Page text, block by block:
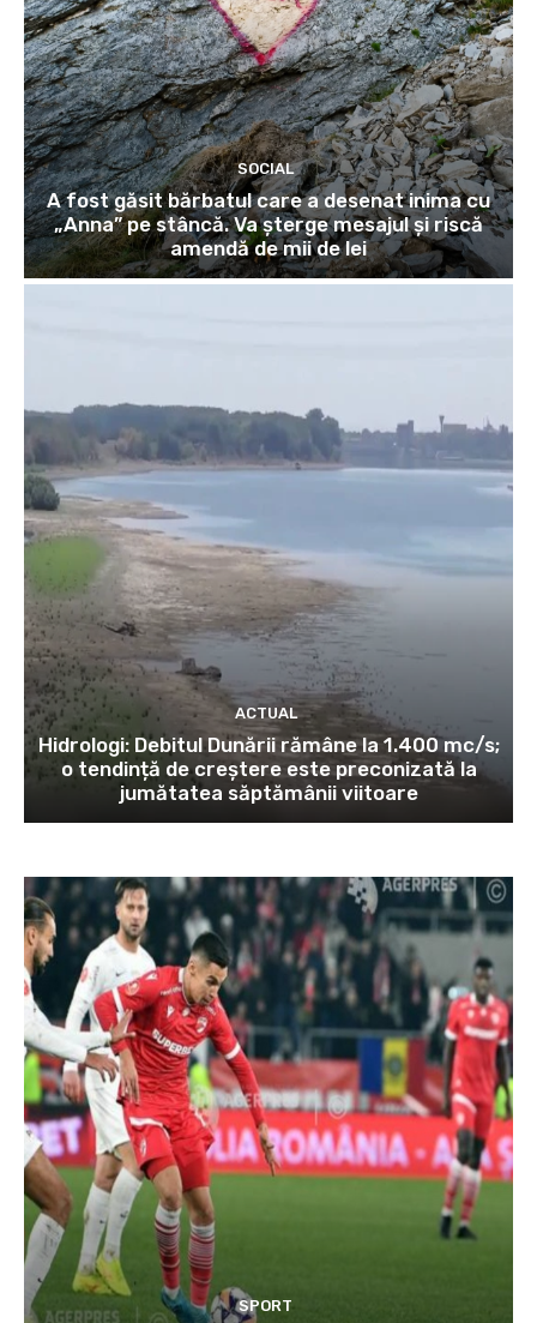
SOCIAL
A fost găsit bărbatul care a desenat inima cu
„Anna” pe stâncă. Va șterge mesajul și riscă
amendă de mii de lei
ACTUAL
Hidrologi: Debitul Dunării rămâne la 1.400 mc/s;
o tendință de creștere este preconizată la
jumătatea săptămânii viitoare
SPORT